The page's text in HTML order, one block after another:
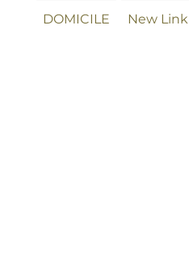
DOMICILE New Link